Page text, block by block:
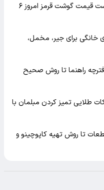
گوشت خورشتی کیلویی چند ؟! + لیست قیمت گوشت قرمز امروز ۶
خانگی برای جیر، مخمل،
راهنما تا روش صحیح
طلایی تمیز کردن مبلمان با
تا روش تهیه کاپوچینو و